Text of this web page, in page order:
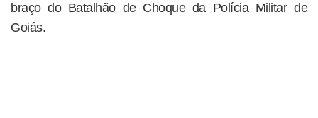
braço do Batalhão de Choque da Polícia Militar de
Goiás.